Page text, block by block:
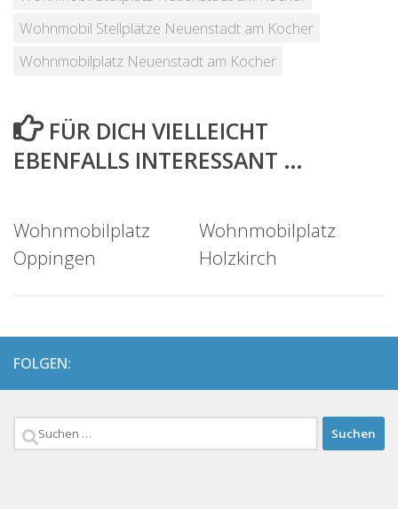
Wohnmobil Stellplätze Neuenstadt am Kocher
Wohnmobilplatz Neuenstadt am Kocher
FÜR DICH VIELLEICHT
EBENFALLS INTERESSANT …
Wohnmobilplatz
Oppingen
Wohnmobilplatz
Holzkirch
FOLGEN:
Suchen